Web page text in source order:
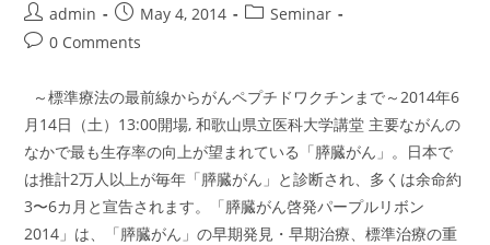
ミ
2015
Post
author:
admin
Post
published:
May 4, 2014
PostSeminar
Post0 Comments
～標準療法の最前線からがんペプチドワクチンまで～2014年6
月14日（土）13:00開場, 和歌山県立医科大学講堂 主要ながんの
なかで最も生存率の向上が望まれている「膵臓がん」。日本で
は推計2万人以上が毎年「膵臓がん」と診断され、多くは余命約
3〜6カ月と宣告されます。「膵臓がん啓発パープルリボン
2014」は、「膵臓がん」の早期発見・早期治療、標準治療の重